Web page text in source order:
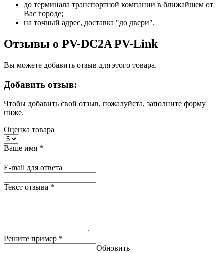
до терминала транспортной компании в ближайшем от
Вас городе;
на точный адрес, доставка "до двери".
Отзывы о PV-DC2A PV-Link
Вы можете добавить отзыв для этого товара.
Добавить отзыв:
Чтобы добавить свой отзыв, пожалуйста, заполните форму
ниже.
Оценка товара
Ваше имя *
E-mail для ответа
Текст отзыва *
Решите пример *
Обновить